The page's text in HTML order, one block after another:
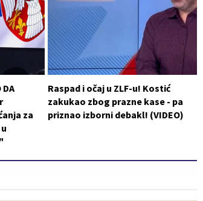
DA
za
Raspad i očaj u ZLF-u! Kostić
zakukao zbog prazne kase - pa
priznao izborni debakl! (VIDEO)